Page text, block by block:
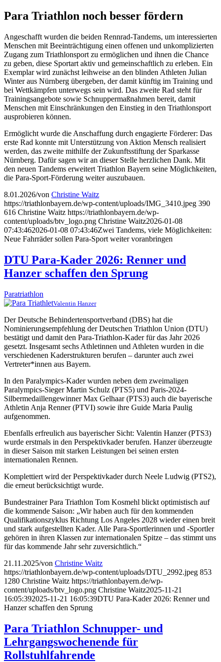
Para Triathlon noch besser fördern
Angeschafft wurden die beiden Rennrad-Tandems, um interessierten
Menschen mit Beeinträchtigung einen offenen und unkomplizierten
Zugang zum Triathlonsport zu ermöglichen und ihnen die Chance
zu geben, diese Sportart aktiv und gemeinschaftlich zu erleben. Ein
Exemplar wird zunächst leihweise an den blinden Athleten Julian
Winter aus Nürnberg übergeben, der damit künftig im Training und
bei Wettkämpfen unterwegs sein wird. Das zweite Rad steht für
Trainingsangebote sowie Schnuppermaßnahmen bereit, damit
Menschen mit Einschränkungen den Einstieg in den Triathlonsport
ausprobieren können.
Ermöglicht wurde die Anschaffung durch engagierte Förderer: Das
erste Rad konnte mit Unterstützung von Aktion Mensch realisiert
werden, das zweite mithilfe der Zukunftsstiftung der Sparkasse
Nürnberg. Dafür sagen wir an dieser Stelle herzlichen Dank. Mit
den neuen Tandems erweitert Triathlon Bayern seine Möglichkeiten,
die Para-Sport-Förderung weiter auszubauen.
8.01.2026/von Christine Waitz
https://triathlonbayern.de/wp-content/uploads/IMG_3410.jpeg 390
616 Christine Waitz https://triathlonbayern.de/wp-
content/uploads/btv_logo.png Christine Waitz2026-01-08
07:43:462026-01-08 07:43:46Zwei Tandems, viele Möglichkeiten:
Neue Fahrräder sollen Para-Sport weiter voranbringen
DTU Para-Kader 2026: Renner und
Hanzer schaffen den Sprung
Paratriathlon
Valentin Hanzer
Der Deutsche Behindertensportverband (DBS) hat die
Nominierungsempfehlung der Deutschen Triathlon Union (DTU)
bestätigt und damit den Para-Triathlon-Kader für das Jahr 2026
gesetzt. Insgesamt sechs Athletinnen und Athleten wurden in die
verschiedenen Kaderstrukturen berufen – darunter auch zwei
Vertreter*innen aus Bayern.
In den Paralympics-Kader wurden neben dem zweimaligen
Paralympics-Sieger Martin Schulz (PTS5) und Paris-2024-
Silbermedaillengewinner Max Gelhaar (PTS3) auch die bayerische
Athletin Anja Renner (PTVI) sowie ihre Guide Maria Paulig
aufgenommen.
Ebenfalls erfreulich aus bayerischer Sicht: Valentin Hanzer (PTS3)
wurde erstmals in den Perspektivkader berufen. Hanzer überzeugte
in dieser Saison mit starken Leistungen bei seinen ersten
internationalen Rennen.
Komplettiert wird der Perspektivkader durch Neele Ludwig (PTS2),
die erneut berücksichtigt wurde.
Bundestrainer Para Triathlon Tom Kosmehl blickt optimistisch auf
die kommende Saison: „Wir haben auch für den kommenden
Qualifikationszyklus Richtung Los Angeles 2028 wieder einen breit
und stark aufgestellten Kader. Alle Para-Sportlerinnen und -Sportler
gehören in ihren Klassen zur internationalen Spitze – das stimmt uns
für das kommende Jahr sehr zuversichtlich.“
21.11.2025/von Christine Waitz
https://triathlonbayern.de/wp-content/uploads/DTU_2992.jpeg 853
1280 Christine Waitz https://triathlonbayern.de/wp-
content/uploads/btv_logo.png Christine Waitz2025-11-21
16:05:392025-11-21 16:05:39DTU Para-Kader 2026: Renner und
Hanzer schaffen den Sprung
Para Triathlon Schnupper- und
Lehrgangswochenende für
Rollstuhlfahrende